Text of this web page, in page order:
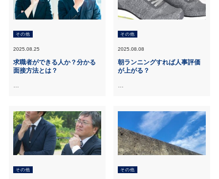
その他
2025.08.25
求職者ができる人か？分かる
面接方法とは？
その他
2025.08.08
朝ランニングすれば人事評価
が上がる？
その他 その他